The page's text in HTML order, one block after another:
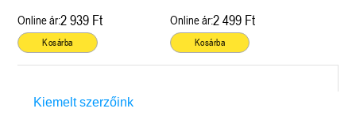
Online ár:2 939 Ft
Kosárba
Online ár:2 499 Ft
Kosárba
Kiemelt szerzőink